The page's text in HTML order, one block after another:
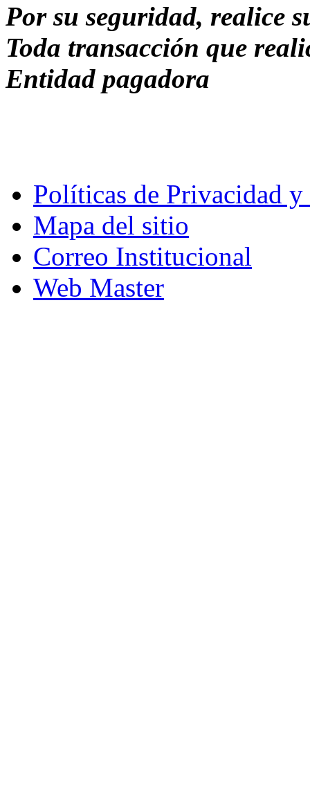
Por su seguridad, realice
Toda transacción que
Entidad pagadora
Políticas de Privacidad
Mapa del sitio
Correo Institucional
Web Master